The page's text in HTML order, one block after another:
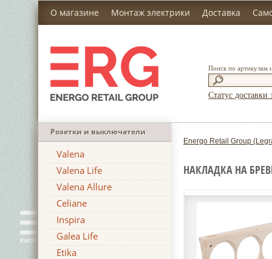
О магазине Монтаж электрики Доставка
Поиск по артикулам
Статус доставки
Розетки и выключатели
Valena
Valena Life
Valena Allure
Celiane
Inspira
Galea Life
Etika
Energo Retail Group
НАКЛАДКА НА